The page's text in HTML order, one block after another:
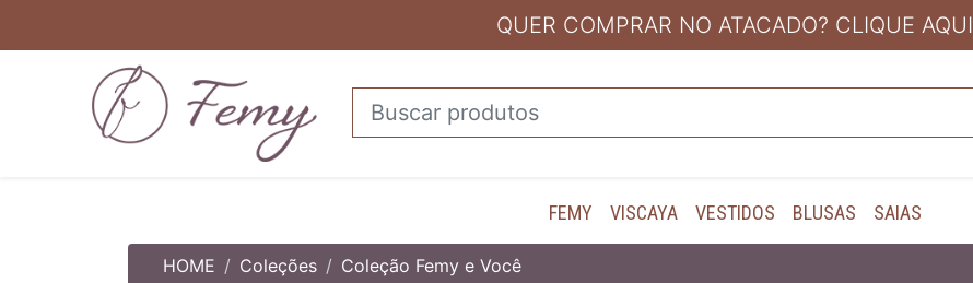
QUER COMPRAR NO ATACADO? CLIQUE AQUI
FEMY VISCAYA VESTIDOS BLUSAS SAIAS
HOME Coleções Coleção Femy e Você